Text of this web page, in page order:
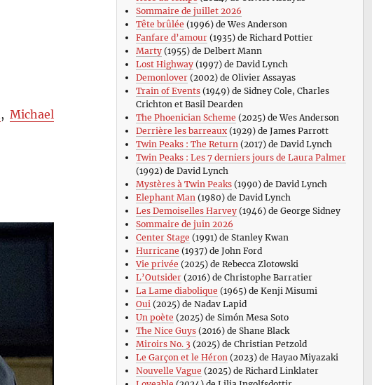
,Michael
Sommaire de juillet 2026
Tête brûlée (1996) de Wes Anderson
Fanfare d’amour(1935) de Richard Pottier
Marty(1955) de Delbert Mann
Lost Highway(1997) de David Lynch
Demonlover(2002) de Olivier Assayas
Train of Events(1949) de Sidney Cole, Charles
Crichton et Basil Dearden
The Phoenician Scheme (2025) de Wes Anderson
Derrière les barreaux(1929) de James Parrott
Twin Peaks : The Return(2017) de David Lynch
Twin Peaks : Les 7 derniers jours de Laura Palmer
(1992) de David Lynch
Mystères à Twin Peaks(1990) de David Lynch
Elephant Man(1980) de David Lynch
Les Demoiselles Harvey(1946) de George Sidney
Sommaire de juin 2026
Center Stage (1991) de Stanley Kwan
Hurricane (1937) de John Ford
Vie privée (2025) de Rebecca Zlotowski
L’Outsider(2016) de Christophe Barratier
La Lame diabolique (1965) de Kenji Misumi
Oui(2025) de Nadav Lapid
Un poète (2025) de Simón Mesa Soto
The Nice Guys(2016) de Shane Black
Miroirs No. 3 (2025) de Christian Petzold
Le Garçon et le Héron(2023) de Hayao Miyazaki
Nouvelle Vague (2025) de Richard Linklater